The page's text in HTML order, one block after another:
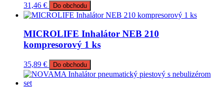
31,46 € Do obchodu
MICROLIFE Inhalátor NEB 210
kompresorový 1 ks
35,89 € Do obchodu